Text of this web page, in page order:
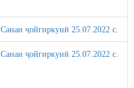
Санаи ҷойгиркунӣ 25.07.2022 c.
Санаи ҷойгиркунӣ 25.07.2022 c.